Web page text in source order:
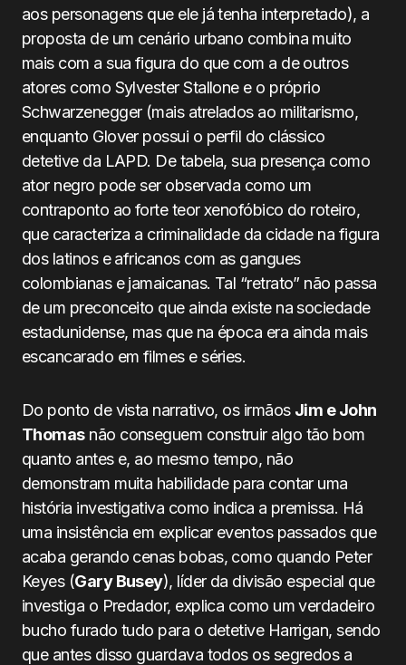
aos personagens que ele já tenha interpretado), a
proposta de um cenário urbano combina muito
mais com a sua figura do que com a de outros
atores como Sylvester Stallone e o próprio
Schwarzenegger (mais atrelados ao militarismo,
enquanto Glover possui o perfil do clássico
detetive da LAPD. De tabela, sua presença como
ator negro pode ser observada como um
contraponto ao forte teor xenofóbico do roteiro,
que caracteriza a criminalidade da cidade na figura
dos latinos e africanos com as gangues
colombianas e jamaicanas. Tal “retrato” não passa
de um preconceito que ainda existe na sociedade
estadunidense, mas que na época era ainda mais
escancarado em filmes e séries.
Do ponto de vista narrativo, os irmãos Jim e John
Thomasnão conseguem construir algo tão bom
quanto antes e, ao mesmo tempo, não
demonstram muita habilidade para contar uma
história investigativa como indica a premissa. Há
uma insistência em explicar eventos passados que
acaba gerando cenas bobas, como quando Peter
Keyes (Gary Busey), líder da divisão especial que
investiga o Predador, explica como um verdadeiro
bucho furado tudo para o detetive Harrigan, sendo
que antes disso guardava todos os segredos a